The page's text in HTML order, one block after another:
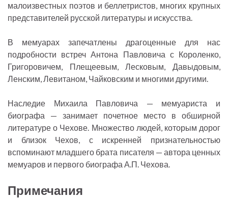
малоизвестных поэтов и беллетристов, многих крупных
представителей русской литературы и искусства.
В мемуарах запечатлены драгоценные для нас
подробности встреч Антона Павловича с Короленко,
Григоровичем, Плещеевым, Лесковым, Давыдовым,
Ленским, Левитаном, Чайковским и многими другими.
Наследие Михаила Павловича — мемуариста и
биографа — занимает почетное место в обширной
литературе о Чехове. Множество людей, которым дорог
и близок Чехов, с искренней признательностью
вспоминают младшего брата писателя — автора ценных
мемуаров и первого биографа А.П. Чехова.
Примечания